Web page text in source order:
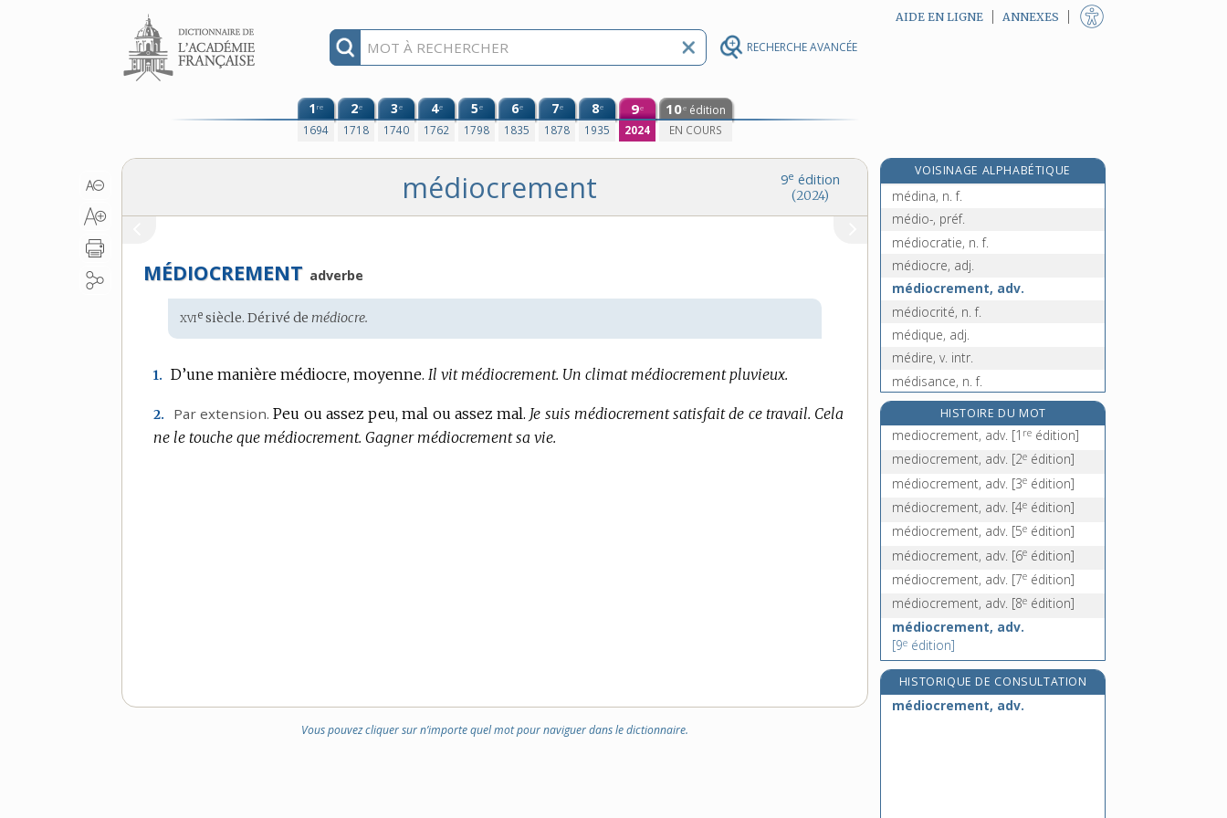
RECHERCHE AVANCÉE
Aller au contenu AIDE EN LIGNE ANNEXES
1re
1694
2e
1718
3e
1740
4e
1762
5e
1798
6e
1835
7e
1878
8e
1935
9e
2024
10e édition
EN COURS
9e édition
(2024)
médiocrement
MÉDIOCREMENT adverbe
Étymologie
:
xvie siècle. Dérivé demédiocre.
1. D’une manière médiocre, moyenne. Il vit médiocrement. Un climat médiocrement pluvieux.
2. Par extension. Peu ou assez peu, mal ou assez mal. Je suis médiocrement satisfait de ce travail. Cela
ne le touche que médiocrement. Gagner médiocrement sa vie.
Vous pouvez cliquer sur n’importe quel mot pour naviguer dans le dictionnaire.
VOISINAGE ALPHABÉTIQUE
médimne, n. m.[7eédition]
médina, n. f.
médio-, préf.
médiocratie, n. f.
médiocre, adj.
médiocrement, adv.
médiocrité, n. f.
médique, adj.
médire, v. intr.
médisance, n. f.
médisant, -ante, adj.
méditatif, -ive, adj.
méditation, n. f.
HISTOIRE DU MOT
mediocrement, adv. [1 re édition]
mediocrement, adv. [2e édition]
médiocrement, adv. [3e édition]
médiocrement, adv. [4e édition]
médiocrement, adv. [5e édition]
médiocrement, adv. [6e édition]
médiocrement, adv. [7e édition]
médiocrement, adv. [8e édition]
médiocrement, adv.
[9e édition]
HISTORIQUE DE CONSULTATION
médiocrement, adv.